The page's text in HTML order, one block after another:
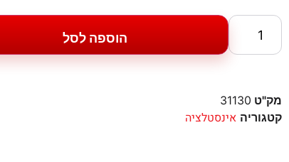
הוספה לסל
מק"ט 31130
קטגוריה אינסטלציה